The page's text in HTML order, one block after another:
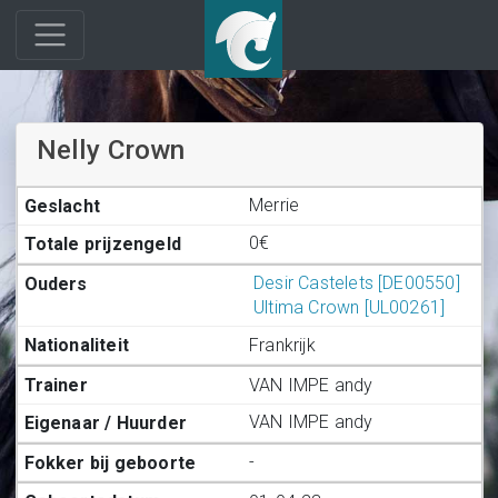
Nelly Crown
Merrie
0€
Desir Castelets [DE00550]
Ultima Crown [UL00261]
Frankrijk
VAN IMPE andy
VAN IMPE andy
-